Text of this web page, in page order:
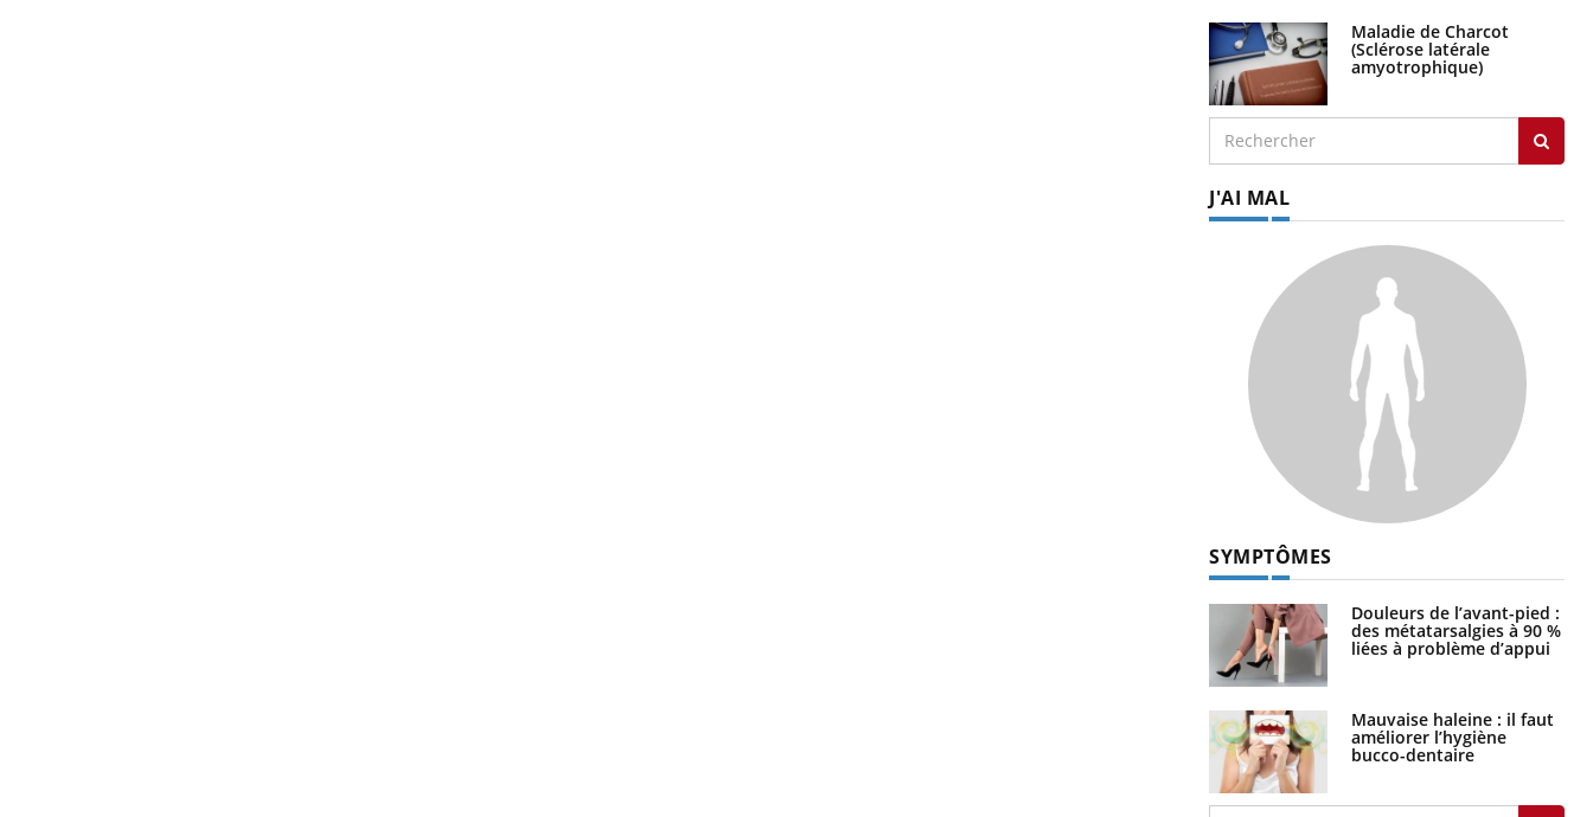
Maladie de Charcot
(Sclérose latérale
amyotrophique)
J'AI MAL
SYMPTÔMES
Douleurs de l’avant-pied :
des métatarsalgies à 90 %
liées à problème d’appui
Mauvaise haleine : il faut
améliorer l’hygiène
bucco-dentaire